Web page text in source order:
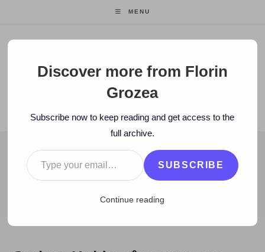
MENU
Florin Grozea
ENTREPRENEUR. FOUNDER/CEO MOCAPP.
BLOG
2008 > September > 25 > Blog > Serban Huidu cârcoteşte pe
Discover more from Florin
Grozea
Subscribe now to keep reading and get access to the
full archive.
Type your email…
SUBSCRIBE
Continue reading